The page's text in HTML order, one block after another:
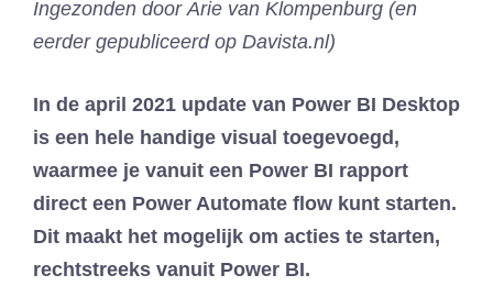
Ingezonden door Arie van Klompenburg (en
eerder gepubliceerd op Davista.nl)
In de april 2021 update van Power BI Desktop
is een hele handige visual toegevoegd,
waarmee je vanuit een Power BI rapport
direct een Power Automate flow kunt starten.
Dit maakt het mogelijk om acties te starten,
rechtstreeks vanuit Power BI.